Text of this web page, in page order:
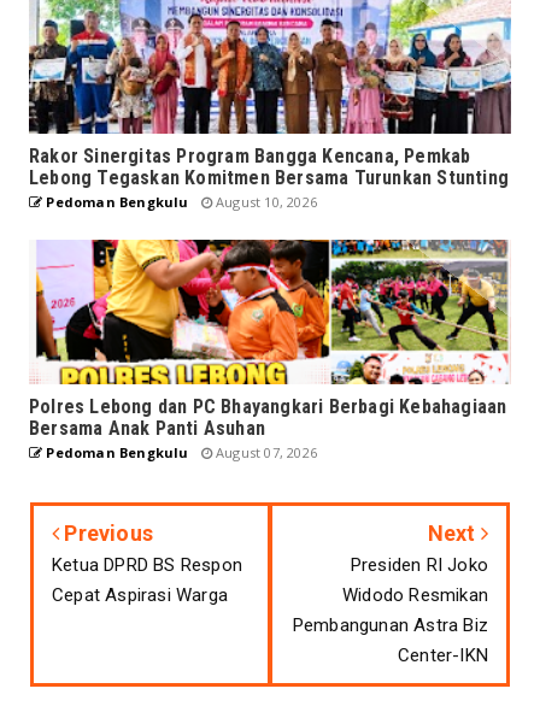
Rakor Sinergitas Program Bangga Kencana, Pemkab
Lebong Tegaskan Komitmen Bersama Turunkan Stunting
Pedoman Bengkulu August 10, 2026
Polres Lebong dan PC Bhayangkari Berbagi Kebahagiaan
Bersama Anak Panti Asuhan
Pedoman Bengkulu August 07, 2026
Previous
Ketua DPRD BS Respon
Cepat Aspirasi Warga
Next
Presiden RI Joko
Widodo Resmikan
Pembangunan Astra Biz
Center-IKN